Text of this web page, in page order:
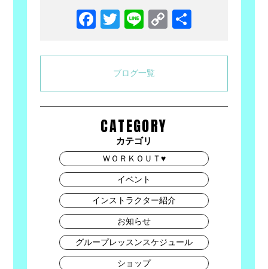
Facebook
Twitter
LineCopy
ブログ一覧
CATEGORY
カテゴリ
ＷＯＲＫＯＵＴ♥
イベント
インストラクター紹介
お知らせ
グループレッスンスケジュール
ショップ